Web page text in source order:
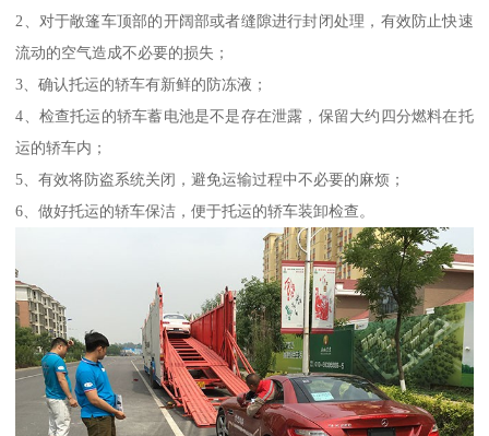
2、对于敞篷车顶部的开阔部或者缝隙进行封闭处理，有效防止快速
流动的空气造成不必要的损失；
3、确认托运的轿车有新鲜的防冻液；
4、检查托运的轿车蓄电池是不是存在泄露，保留大约四分燃料在托
运的轿车内；
5、有效将防盗系统关闭，避免运输过程中不必要的麻烦；
6、做好托运的轿车保洁，便于托运的轿车装卸检查。